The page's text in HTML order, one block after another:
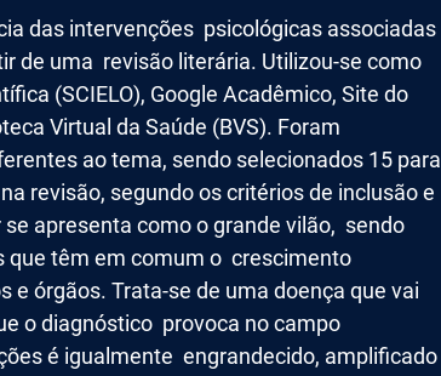
das intervenções psicológicas associadas
de uma revisão literária. Utilizou-se como
(SCIELO), Google Acadêmico, Site do
Virtual da Saúde (BVS). Foram
ao tema, sendo selecionados 15 para
revisão, segundo os critérios de inclusão e
apresenta como o grande vilão, sendo
que têm em comum o crescimento
e órgãos. Trata-se de uma doença que vai
o diagnóstico provoca no campo
é igualmente engrandecido, amplificado